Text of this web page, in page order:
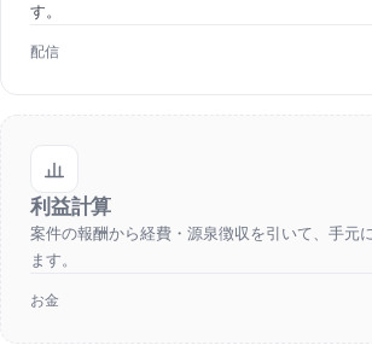
す。
配信
利益計算
案件の報酬から経費・源泉徴収を引いて、手元
ます。
お金